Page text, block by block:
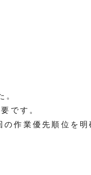
。
です。
作業優先順位を